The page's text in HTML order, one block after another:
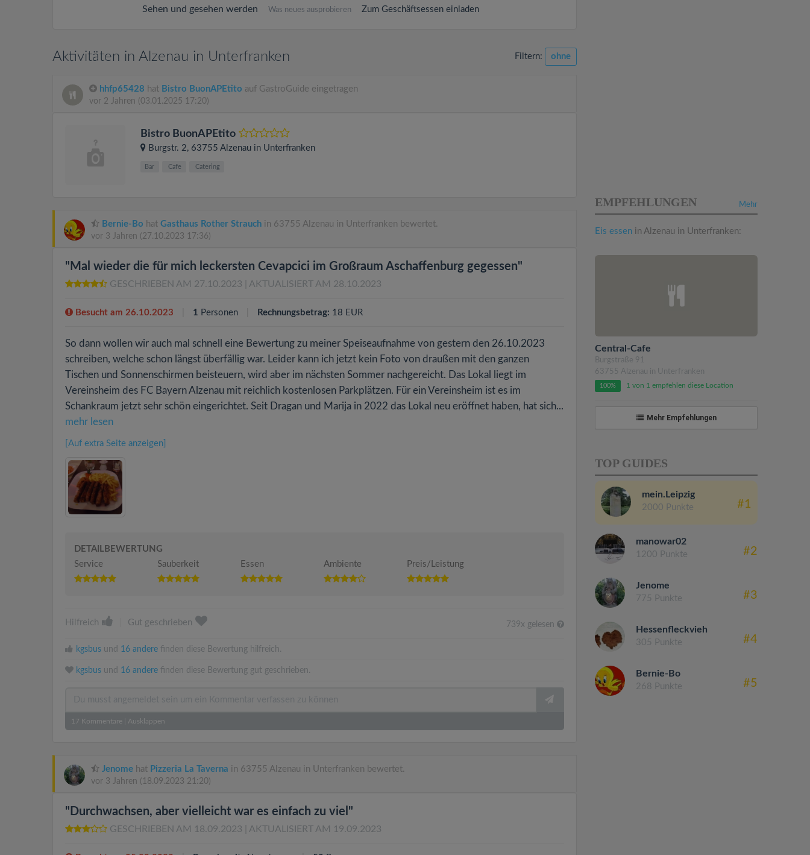
Sehen und gesehen werden Was neues ausprobieren Zum Geschäftsessen einladen
Aktivitäten in Alzenau in Unterfranken Filtern: ohne
hhfp65428 hat Bistro BuonAPEtito auf GastroGuide eingetragen
vor 2 Jahren (03.01.2025 17:20)
Bistro BuonAPEtito
Burgstr. 2, 63755 Alzenau in Unterfranken
Bar Cafe Catering
Bernie-Bo hat Gasthaus Rother Strauch in 63755 Alzenau in Unterfranken bewertet.
vor 3 Jahren (27.10.2023 17:36)
"Mal wieder die für mich leckersten Cevapcici im Großraum Aschaffenburg gegessen"
GESCHRIEBEN AM 27.10.2023 | AKTUALISIERT AM 28.10.2023
Besucht am 26.10.2023 1 Personen Rechnungsbetrag: 18 EUR
So dann wollen wir auch mal schnell eine Bewertung zu meiner Speiseaufnahme von gestern den 26.10.2023
schreiben, welche schon längst überfällig war. Leider kann ich jetzt kein Foto von draußen mit den ganzen
Tischen und Sonnenschirmen beisteuern, wird aber im nächsten Sommer nachgereicht. Das Lokal liegt im
Vereinsheim des FC Bayern Alzenau mit reichlich kostenlosen Parkplätzen. Für ein Vereinsheim ist es im
Schankraum jetzt sehr schön eingerichtet. Seit Dragan und Marija in 2022 das Lokal neu eröffnet haben, hat sich...
mehr lesen
[Auf extra Seite anzeigen]
DETAILBEWERTUNG
Service
Sauberkeit Essen Ambiente Preis/Leistung
Hilfreich Gut geschrieben 739x gelesen
kgsbus und 16 andere finden diese Bewertung hilfreich.
kgsbus und 16 andere finden diese Bewertung gut geschrieben.
17 Kommentare Ausklappen
Jenome hat Pizzeria La Taverna in 63755 Alzenau in Unterfranken bewertet.
vor 3 Jahren (18.09.2023 21:20)
"Durchwachsen, aber vielleicht war es einfach zu viel"
GESCHRIEBEN AM 18.09.2023 | AKTUALISIERT AM 19.09.2023
Mehr
EMPFEHLUNGEN
Eis essen in Alzenau in Unterfranken:
Central-Cafe
Burgstraße 91
63755 Alzenau in Unterfranken
100% 1 von 1 empfehlen diese Location
Mehr Empfehlungen
TOP GUIDES
mein.Leipzig
2000 Punkte #1
manowar02
1200 Punkte #2
Jenome
775 Punkte #3
Hessenfleckvieh
305 Punkte #4
Bernie-Bo
268 Punkte #5